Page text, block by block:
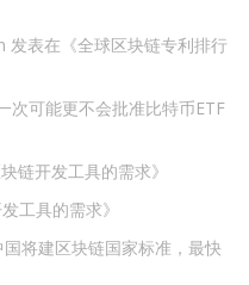
发表在《全球区块链专利排行
次可能更不会批准比特币ETF
链开发工具的需求》
工具的需求》
将建区块链国家标准，最快